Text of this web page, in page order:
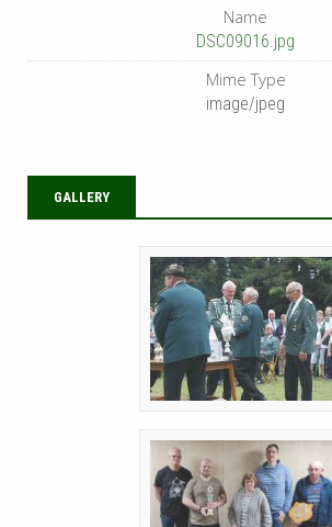
Name
DSC09016.jpg
Mime Type
image/jpeg
GALLERY